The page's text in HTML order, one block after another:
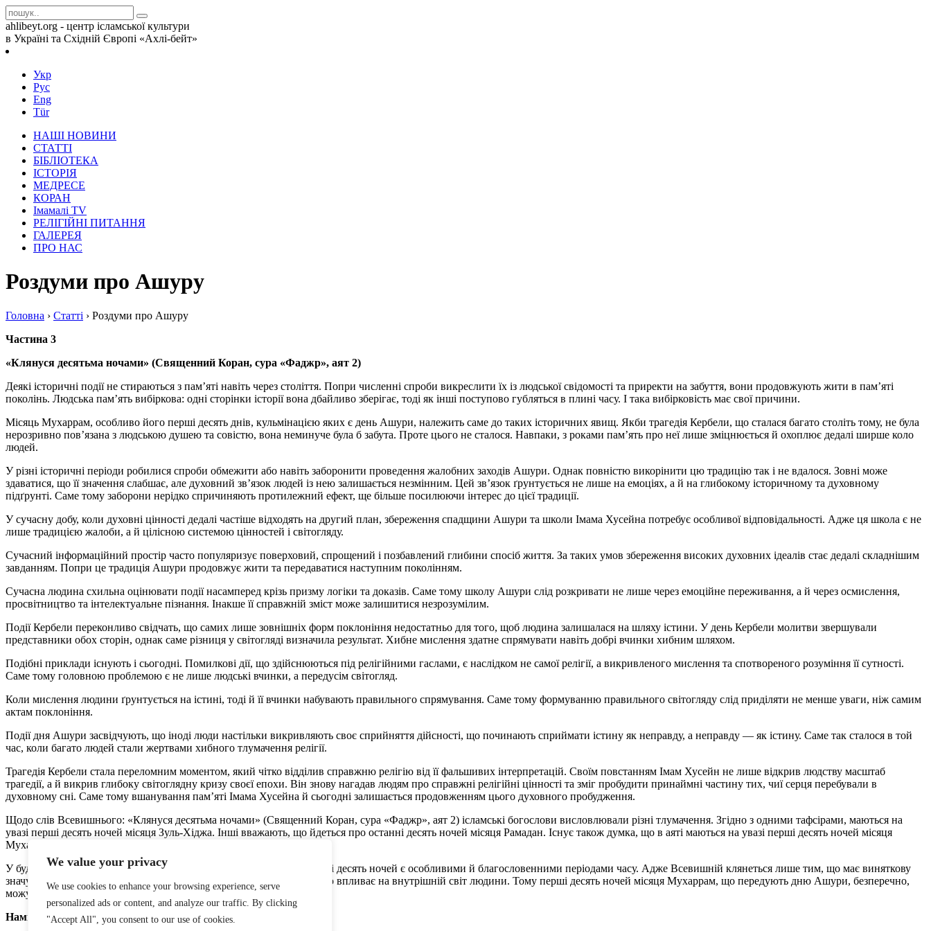
We value your privacy
We use cookies to enhance your browsing experience, serve
personalized ads or content, and analyze our traffic. By clicking
"Accept All", you consent to our use of cookies.
ahlibeyt.org - центр ісламської культури
в Україні та Східній Європі «Ахлі-бейт»
Укр
Рус
Eng
Tür
НАШІ НОВИНИ
СТАТТІ
БІБЛІОТЕКА
ІСТОРІЯ
МЕДРЕСЕ
КОРАН
Iмамалi TV
РЕЛІГІЙНІ ПИТАННЯ
ГАЛЕРЕЯ
ПРО НАС
Роздуми про Ашуру
Головна › Статті › Роздуми про Ашуру
Частина 3
«Клянуся десятьма ночами» (Священний Коран, сура «Фаджр», аят 2)
Деякі історичні події не стираються з пам’яті навіть через століття. Попри численні спроби викреслити їх із людської свідомості та приректи на забуття, вони продовжують жити в пам’яті
поколінь. Людська пам’ять вибіркова: одні сторінки історії вона дбайливо зберігає, тоді як інші поступово губляться в плині часу. І така вибірковість має свої причини.
Місяць Мухаррам, особливо його перші десять днів, кульмінацією яких є день Ашури, належить саме до таких історичних явищ. Якби трагедія Кербели, що сталася багато століть тому, не була
нерозривно пов’язана з людською душею та совістю, вона неминуче була б забута. Проте цього не сталося. Навпаки, з роками пам’ять про неї лише зміцнюється й охоплює дедалі ширше коло
людей.
У різні історичні періоди робилися спроби обмежити або навіть заборонити проведення жалобних заходів Ашури. Однак повністю викорінити цю традицію так і не вдалося. Зовні може
здаватися, що її значення слабшає, але духовний зв’язок людей із нею залишається незмінним. Цей зв’язок ґрунтується не лише на емоціях, а й на глибокому історичному та духовному
підґрунті. Саме тому заборони нерідко спричиняють протилежний ефект, ще більше посилюючи інтерес до цієї традиції.
У сучасну добу, коли духовні цінності дедалі частіше відходять на другий план, збереження спадщини Ашури та школи Імама Хусейна потребує особливої відповідальності. Адже ця школа є не
лише традицією жалоби, а й цілісною системою цінностей і світогляду.
Сучасний інформаційний простір часто популяризує поверховий, спрощений і позбавлений глибини спосіб життя. За таких умов збереження високих духовних ідеалів стає дедалі складнішим
завданням. Попри це традиція Ашури продовжує жити та передаватися наступним поколінням.
Сучасна людина схильна оцінювати події насамперед крізь призму логіки та доказів. Саме тому школу Ашури слід розкривати не лише через емоційне переживання, а й через осмислення,
просвітництво та інтелектуальне пізнання. Інакше її справжній зміст може залишитися незрозумілим.
Події Кербели переконливо свідчать, що самих лише зовнішніх форм поклоніння недостатньо для того, щоб людина залишалася на шляху істини. У день Кербели молитви звершували
представники обох сторін, однак саме різниця у світогляді визначила результат. Хибне мислення здатне спрямувати навіть добрі вчинки хибним шляхом.
Подібні приклади існують і сьогодні. Помилкові дії, що здійснюються під релігійними гаслами, є наслідком не самої релігії, а викривленого мислення та спотвореного розуміння її сутності.
Саме тому головною проблемою є не лише людські вчинки, а передусім світогляд.
Коли мислення людини ґрунтується на істині, тоді й її вчинки набувають правильного спрямування. Саме тому формуванню правильного світогляду слід приділяти не менше уваги, ніж самим
актам поклоніння.
Події дня Ашури засвідчують, що іноді люди настільки викривляють своє сприйняття дійсності, що починають сприймати істину як неправду, а неправду — як істину. Саме так сталося в той
час, коли багато людей стали жертвами хибного тлумачення релігії.
Трагедія Кербели стала переломним моментом, який чітко відділив справжню релігію від її фальшивих інтерпретацій. Своїм повстанням Імам Хусейн не лише відкрив людству масштаб
трагедії, а й викрив глибоку світоглядну кризу своєї епохи. Він знову нагадав людям про справжні релігійні цінності та зміг пробудити принаймні частину тих, чиї серця перебували в
духовному сні. Саме тому вшанування пам’яті Імама Хусейна й сьогодні залишається продовженням цього духовного пробудження.
Щодо слів Всевишнього: «Клянуся десятьма ночами» (Священний Коран, сура «Фаджр», аят 2) ісламські богослови висловлювали різні тлумачення. Згідно з одними тафсірами, маються на
увазі перші десять ночей місяця Зуль-Хіджа. Інші вважають, що йдеться про останні десять ночей місяця Рамадан. Існує також думка, що в аяті маються на увазі перші десять ночей місяця
Мухаррам, включно з ніччю Ашури.
У будь-якому разі всі ці тлумачення сходяться в одному: згадані в аяті десять ночей є особливими й благословенними періодами часу. Адже Всевишній клянеться лише тим, що має виняткову
значущість. Їхня святість підкреслює їхню духовну цінність і глибоко впливає на внутрішній світ людини. Тому перші десять ночей місяця Мухаррам, що передують дню Ашури, безперечно,
можуть належати до числа цих благословенних ночей.
Намік Бабаханов